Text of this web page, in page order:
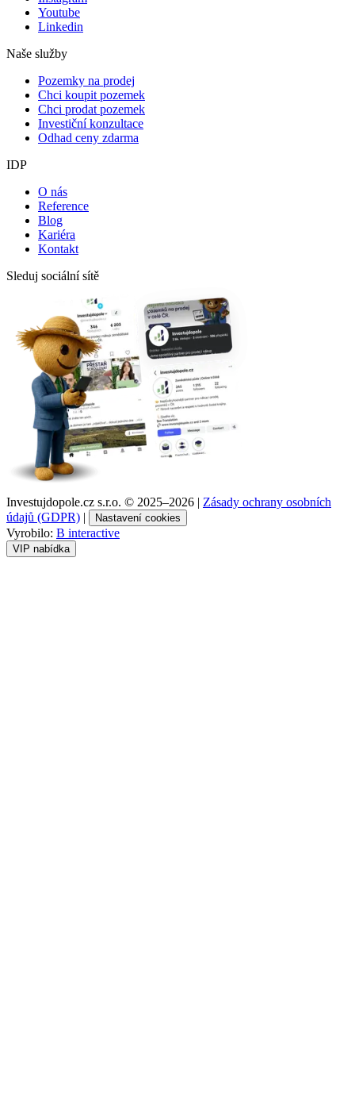
Youtube
Linkedin
Naše služby
Pozemky na prodej
Chci koupit pozemek
Chci prodat pozemek
Investiční konzultace
Odhad ceny zdarma
IDP
O nás
Reference
Blog
Kariéra
Kontakt
Sleduj sociální sítě
Investujdopole.cz s.r.o. © 2025–2026 | Zásady ochrany osobních
údajů (GDPR) | Nastavení cookies
Vyrobilo: B interactive
VIP nabídka